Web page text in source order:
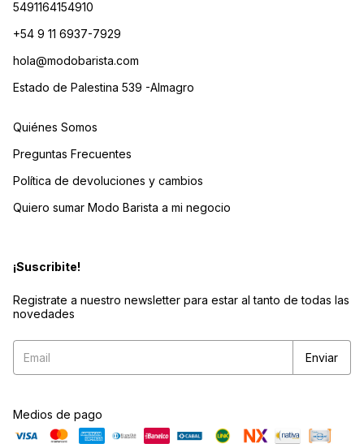
5491164154910
+54 9 11 6937-7929
hola@modobarista.com
Estado de Palestina 539 -Almagro
Quiénes Somos
Preguntas Frecuentes
Política de devoluciones y cambios
Quiero sumar Modo Barista a mi negocio
¡Suscribite!
Registrate a nuestro newsletter para estar al tanto de todas las
novedades
Medios de pago